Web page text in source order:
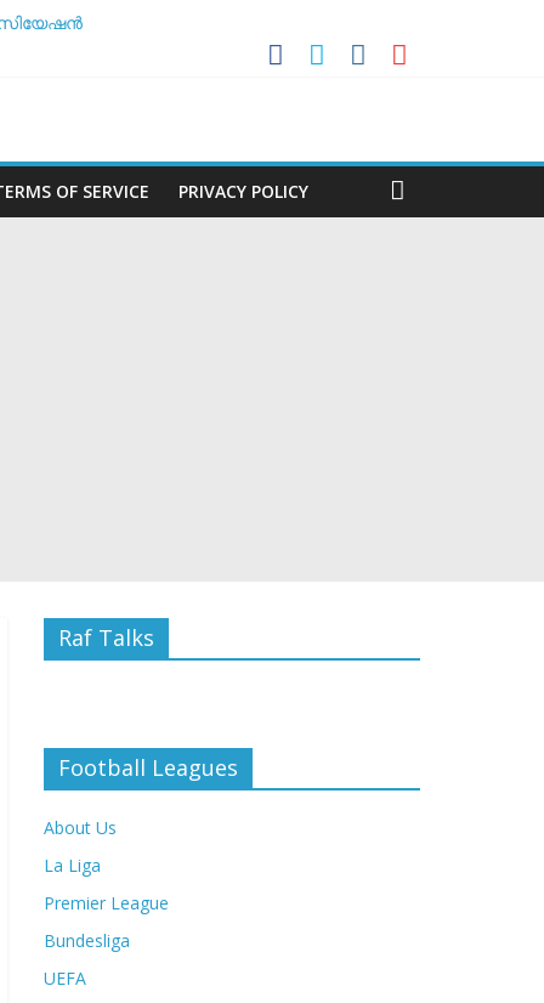
OF SERVICE PRIVACY POLICY
Raf Talks
Football Leagues
About Us
La Liga
Premier League
Bundesliga
UEFA